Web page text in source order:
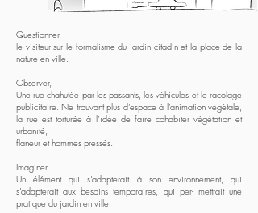
Questionner,
le visiteur sur le formalisme du jardin citadin et la place de la
nature en ville.
Observer,
Une rue chahutée par les passants, les véhicules et le racolage
publicitaire. Ne trouvant plus d’espace à l’animation végétale,
la rue est torturée à l’idée de faire cohabiter végétation et
urbanité,
flâneur et hommes pressés.
Imaginer,
Un élément qui s’adapterait à son environnement, qui
s’adapterait aux besoins temporaires, qui per- mettrait une
pratique du jardin en ville.